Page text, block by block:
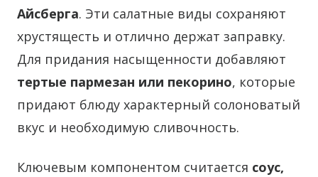
Айсберга. Эти салатные виды сохраняют
хрустящесть и отлично держат заправку.
Для придания насыщенности добавляют
тертые пармезан или пекорино, которые
придают блюду характерный солоноватый
вкус и необходимую сливочность.
Ключевым компонентом считается соус,